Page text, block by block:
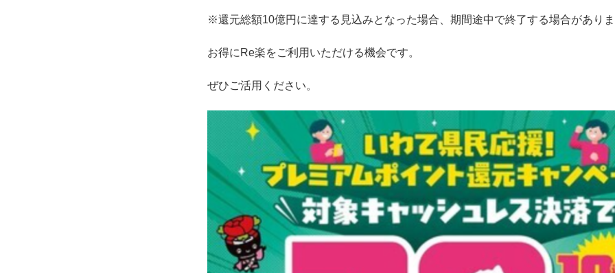
※還元総額10億円に達する見込みとなった場合、期間途中で終了する場合があり
お得にRe楽をご利用いただける機会です。
ぜひご活用ください。